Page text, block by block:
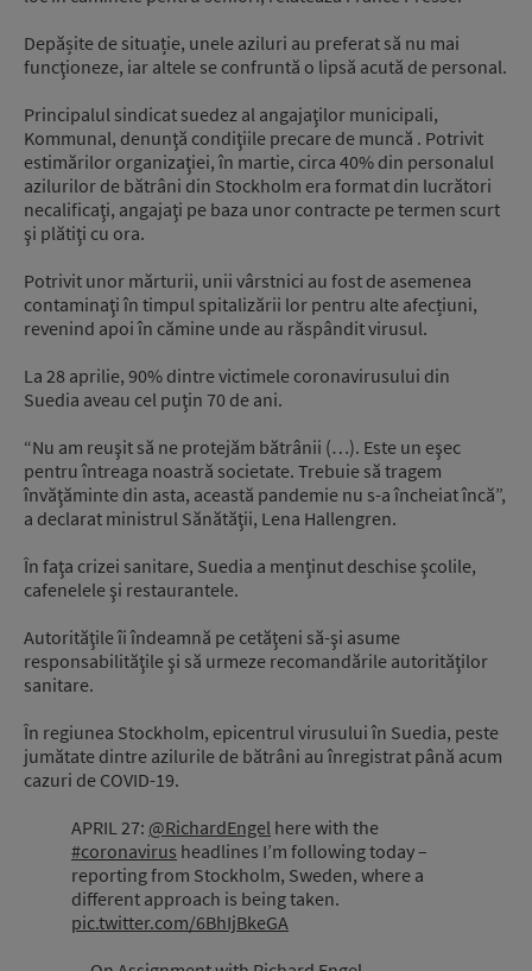
Depășite de situație, unele aziluri au preferat să nu mai
funcţioneze, iar altele se confruntă o lipsă acută de personal.
Principalul sindicat suedez al angajaţilor municipali,
Kommunal, denunţă condiţiile precare de muncă . Potrivit
estimărilor organizaţiei, în martie, circa 40% din personalul
azilurilor de bătrâni din Stockholm era format din lucrători
necalificaţi, angajaţi pe baza unor contracte pe termen scurt
şi plătiţi cu ora.
Potrivit unor mărturii, unii vârstnici au fost de asemenea
contaminaţi în timpul spitalizării lor pentru alte afecțiuni,
revenind apoi în cămine unde au răspândit virusul.
La 28 aprilie, 90% dintre victimele coronavirusului din
Suedia aveau cel puţin 70 de ani.
“Nu am reuşit să ne protejăm bătrânii (…). Este un eşec
pentru întreaga noastră societate. Trebuie să tragem
învăţăminte din asta, această pandemie nu s-a încheiat încă”,
a declarat ministrul Sănătăţii, Lena Hallengren.
În faţa crizei sanitare, Suedia a menţinut deschise şcolile,
cafenelele şi restaurantele.
Autorităţile îi îndeamnă pe cetăţeni să-şi asume
responsabilităţile şi să urmeze recomandările autorităţilor
sanitare.
În regiunea Stockholm, epicentrul virusului în Suedia, peste
jumătate dintre azilurile de bătrâni au înregistrat până acum
cazuri de COVID-19.
APRIL 27: @RichardEngel here with the
#coronavirus headlines I’m following today –
reporting from Stockholm, Sweden, where a
different approach is being taken.
pic.twitter.com/6BhIjBkeGA